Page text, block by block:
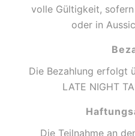
volle Gültigkeit,
oder in
Die Bezahlung erfolgt
LATE NIGHT
Die Teilnahme an